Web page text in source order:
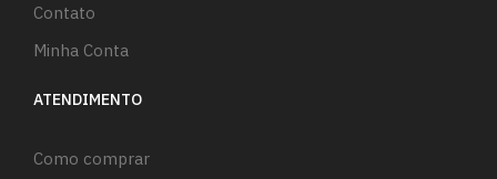
Contato
Minha Conta
ATENDIMENTO
Como comprar